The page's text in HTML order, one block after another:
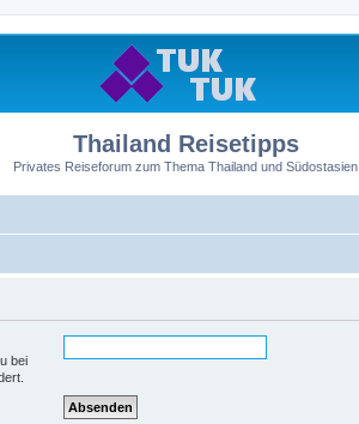
Thailand Reisetipps
Privates Reiseforum zum Thema Thailand und Südostasien
bei